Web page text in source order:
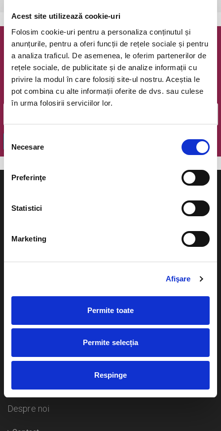
Acest site utilizează cookie-uri
Folosim cookie-uri pentru a personaliza conținutul și
anunțurile, pentru a oferi funcții de rețele sociale și pentru
a analiza traficul. De asemenea, le oferim partenerilor de
rețele sociale, de publicitate și de analize informații cu
privire la modul în care folosiți site-ul nostru. Aceștia le
pot combina cu alte informații oferite de dvs. sau culese
în urma folosirii serviciilor lor.
consimțământului
Necesare
Preferinţe
Statistici
Marketing
Afişare
Permite toate
Permite selecția
Respinge
Newsletter @ Bilete.ro
Oferte exclusive si o editie saptamanala cu cele mai noi
evenimente.
Email
Plata online sau cash
Livrare prin curier
Duplicare bilete
Concerte si
Despre noi